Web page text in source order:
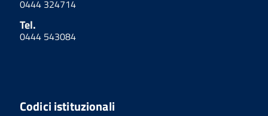
0444 324714
Tel.
0444 543084
Codici istituzionali